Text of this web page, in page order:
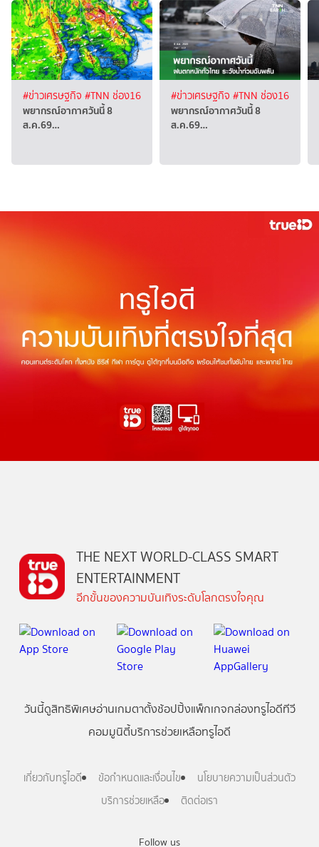
#ข่าวเศรษฐกิจ #TNN ช่อง16
พยากรณ์อากาศวันนี้ 8
ส.ค.69…
#ข่าวเศรษฐกิจ #TNN ช่อง16
พยากรณ์อากาศวันนี้ 8
ส.ค.69…
Follow us
THE NEXT WORLD-CLASS SMART
ENTERTAINMENT
อีกขั้นของความบันเทิงระดับโลกตรงใจคุณ
วันนี้ดูสิทธิพิเศษอ่านเกมตาตั้งช้อปปิ้งแพ็กเกจกล่องทรูไอดีทีวี
คอมมูนิตี้บริการช่วยเหลือทรูไอดี
เกี่ยวกับทรูไอดี ข้อกำหนดและเงื่อนไข
นโยบายความเป็นส่วนตัว
บริการช่วยเหลือ
ติดต่อเรา